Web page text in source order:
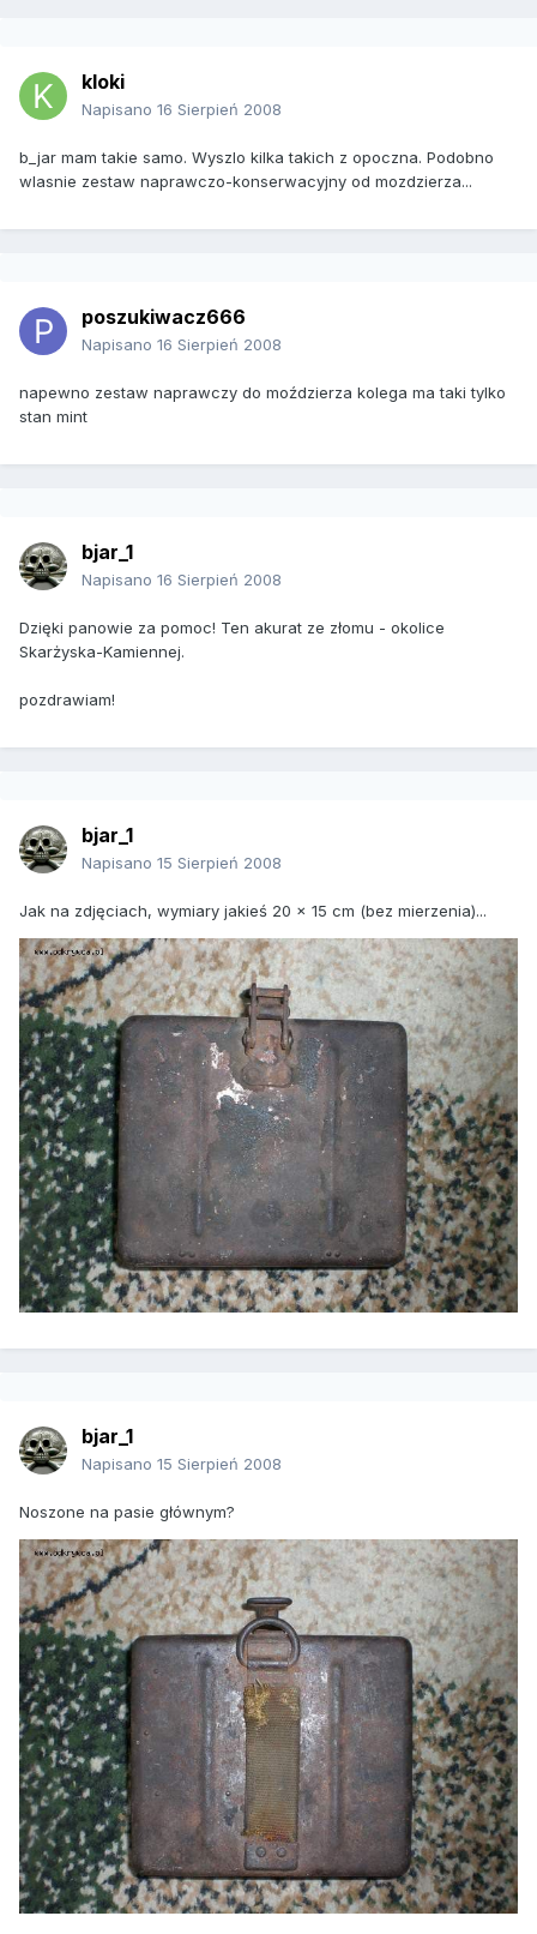
kloki
Napisano 16 Sierpień 2008
b_jar mam takie samo. Wyszlo kilka takich z opoczna. Podobno
wlasnie zestaw naprawczo-konserwacyjny od mozdzierza...
poszukiwacz666
Napisano 16 Sierpień 2008
napewno zestaw naprawczy do moździerza kolega ma taki tylko
stan mint
bjar_1
Napisano 16 Sierpień 2008
Dzięki panowie za pomoc! Ten akurat ze złomu - okolice
Skarżyska-Kamiennej.
pozdrawiam!
bjar_1
Napisano 15 Sierpień 2008
Jak na zdjęciach, wymiary jakieś 20 x 15 cm (bez mierzenia)...
bjar_1
Napisano 15 Sierpień 2008
Noszone na pasie głównym?